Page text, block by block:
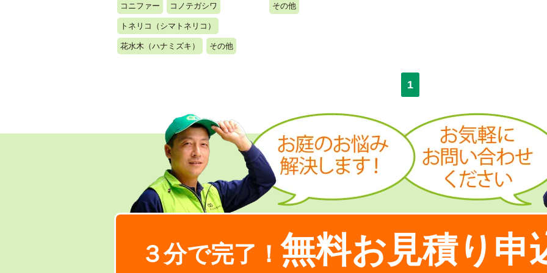
コニファー コノテガシワ
トネリコ（シマトネリコ）
花水木（ハナミズキ） その他
その他
1
３分で完了！ 無料お見積り申